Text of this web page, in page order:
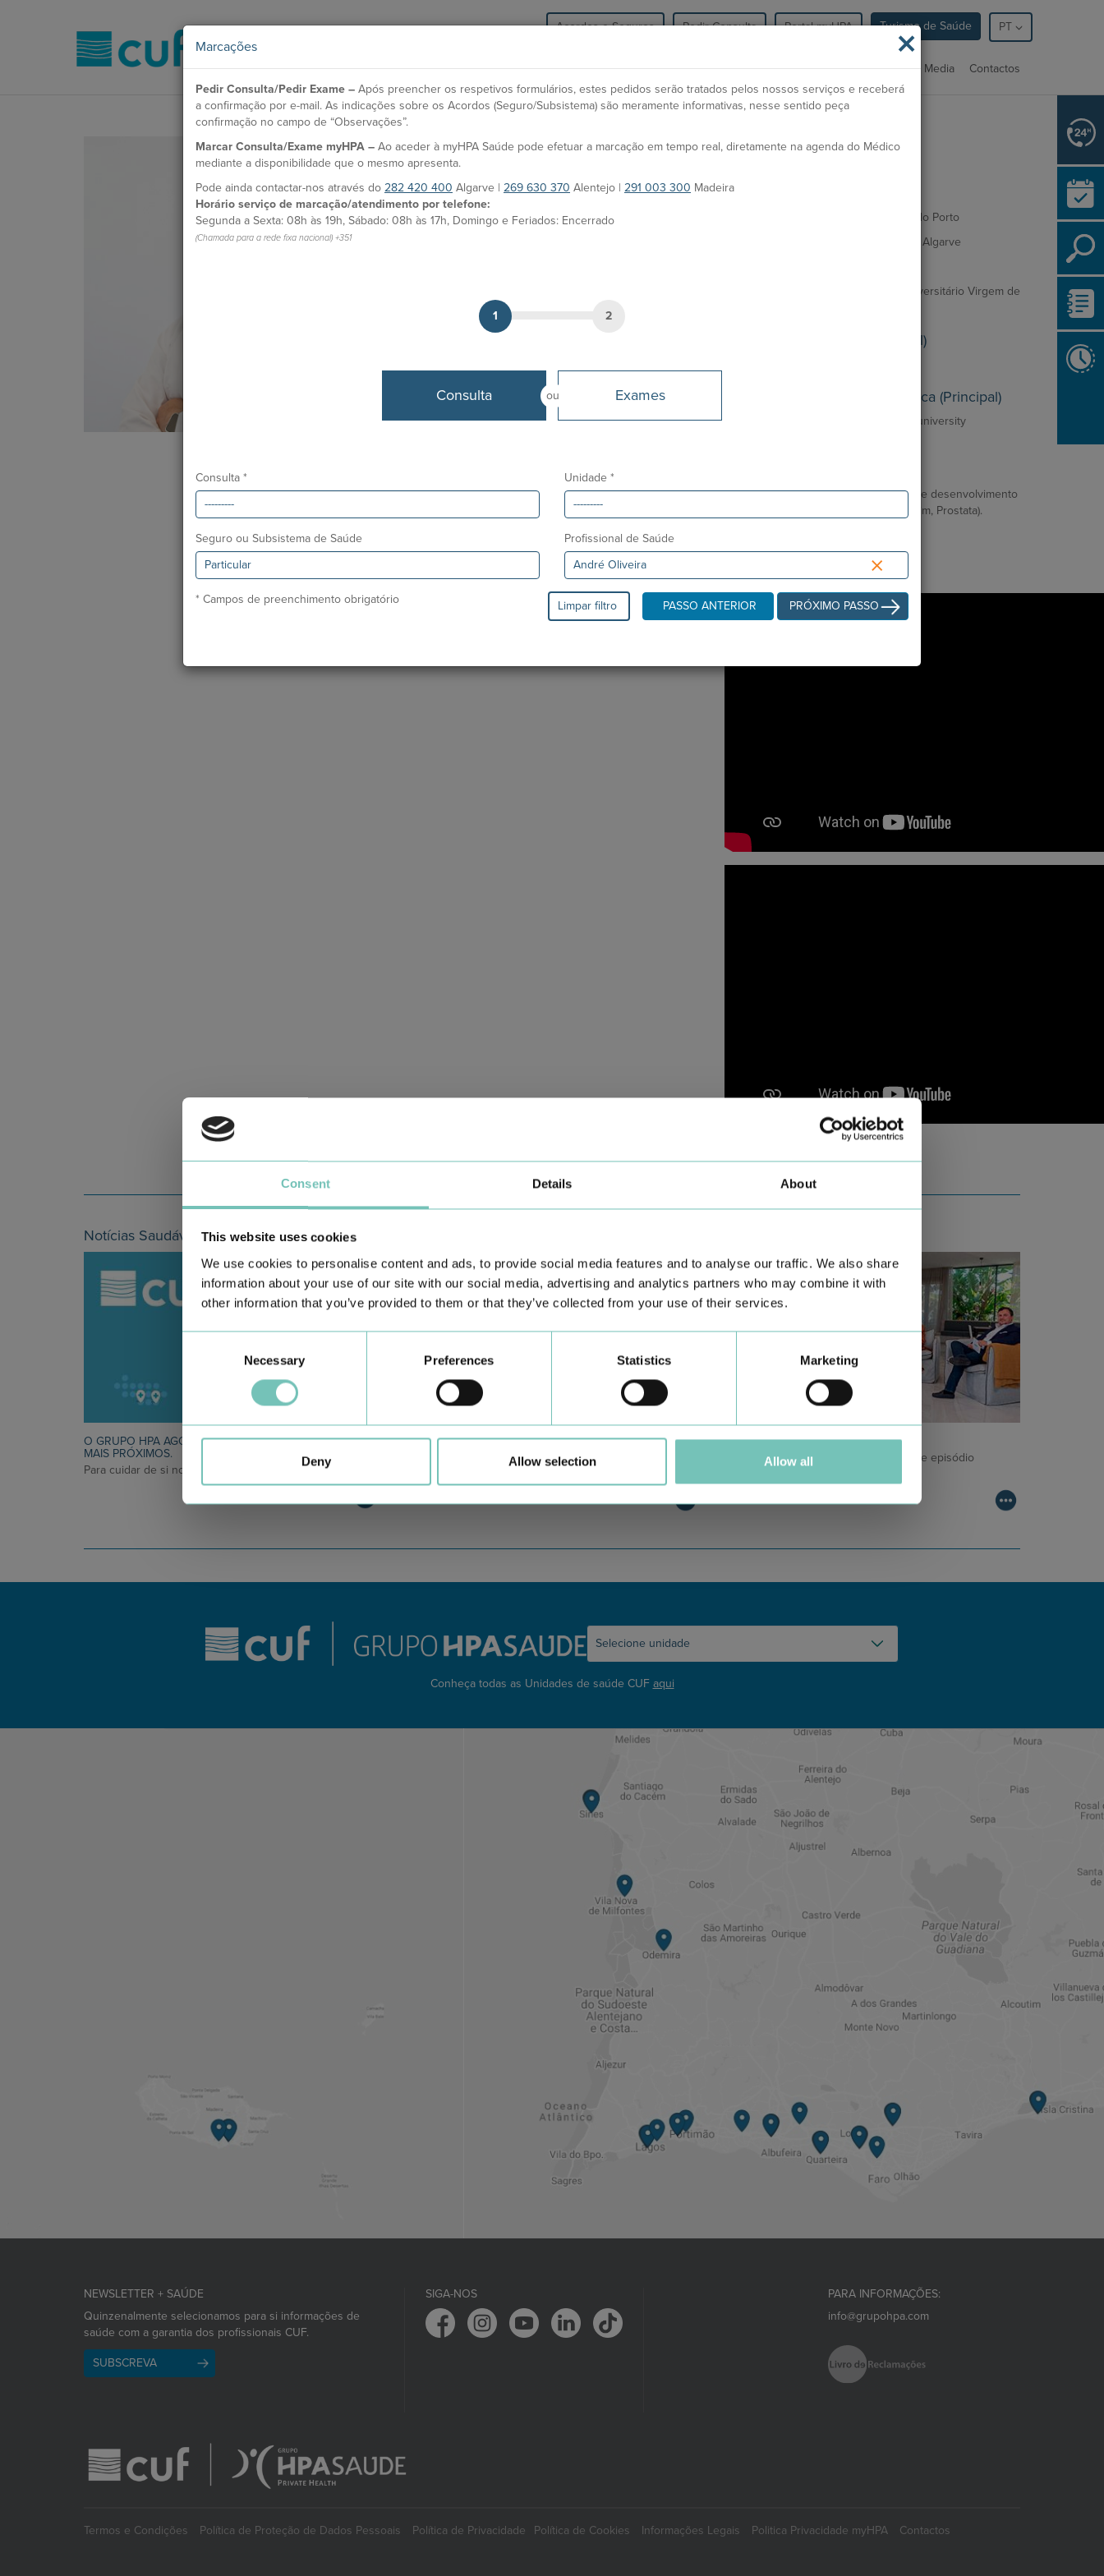
Consent Details About
This website uses cookies
We use cookies to personalise content and ads, to provide social media features and to analyse our traffic. We also share
information about your use of our site with our social media, advertising and analytics partners who may combine it with
other information that you’ve provided to them or that they’ve collected from your use of their services.
Necessary Preferences Statistics Marketing
Deny Allow selection Allow all
Acordos e Seguros Pedir Consulta Portal myHPA Turismo de Saúde PT
HPA Saúde Unidades Especialidades e Consultas Serviços Profissionais Media Contactos
×
Marcações
Pedir Consulta/Pedir Exame – Após preencher os respetivos formulários, estes pedidos serão tratados pelos nossos serviços e receberá
a confirmação por e-mail. As indicações sobre os Acordos (Seguro/Subsistema) são meramente informativas, nesse sentido peça
confirmação no campo de “Observações”.
Marcar Consulta/Exame myHPA – Ao aceder à myHPA Saúde pode efetuar a marcação em tempo real, diretamente na agenda do Médico
mediante a disponibilidade que o mesmo apresenta.
Pode ainda contactar-nos através do 282 420 400 Algarve | 269 630 370 Alentejo | 291 003 300 Madeira
Horário serviço de marcação/atendimento por telefone:
Segunda a Sexta: 08h às 19h, Sábado: 08h às 17h, Domingo e Feriados: Encerrado
(Chamada para a rede fixa nacional) +351
1 2
ou
Consulta Exames
Consulta * Unidade *
Seguro ou Subsistema de Saúde Profissional de Saúde
×
* Campos de preenchimento obrigatório Limpar filtro PASSO ANTERIOR PRÓXIMO PASSO
Dr. André Oliveira
Médico
MARCAÇÃO
Hospital CUF Alvor
Línguas
Português, Inglês e Castelhano
Desde
Ordem dos Médicos:48699
Formação académica
Faculdade de Medicina Universidade do Porto
Especialidade no Centro Hospitalar do Algarve
Fellowship no Centro Hospitalar e Universitário Virgem de
Atividade profissional (Principal)
Atividade Científica / Pedagógica (Principal)
Colaborador prévio com a UAlg, Cork university
Oncologia Geral e particular interesse e desenvolvimento
em: Mama e Genito-Urinário (Bexiga, Rim, Prostata).
Notícias Saudáveis
O GRUPO HPA AGORA É CUF: JUNTOS E CADA VEZ
MAIS PRÓXIMOS.
Para cuidar de si no Algarve, Alentejo e Madeira
CIRURGIA AO ESTRABISMO PEDIÁTRICO
Realizou-se no Hospital CUF Faro a primeira Cirurgia de
PODCAST EM ONCOLOGIA
Com um formato dinâmico e direto, este episódio
Conheça todas as Unidades de saúde CUF aqui
NEWSLETTER + SAÚDE
Quinzenalmente selecionamos para si informações de
saúde com a garantia dos profissionais CUF.
SUBSCREVA
SIGA-NOS
PARA INFORMAÇÕES:
info@grupohpa.com
Termos e Condições Política de Proteção de Dados Pessoais Política de Privacidade Política de Cookies Informações Legais Politica Privacidade myHPA Contactos